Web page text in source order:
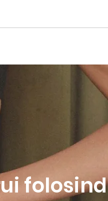
folosind